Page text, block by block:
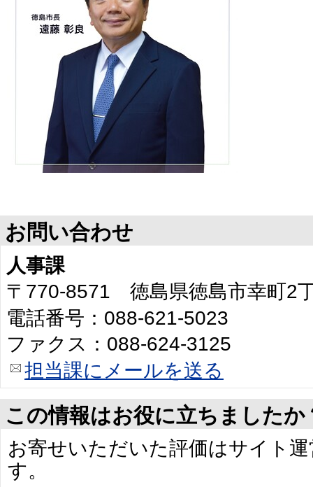
お問い合わせ
人事課
〒770-8571 徳島県徳島市幸町2
電話番号：088-621-5023
ファクス：088-624-3125
担当課にメールを送る
この情報はお役に立ちましたか
お寄せいただいた評価はサイト
す。